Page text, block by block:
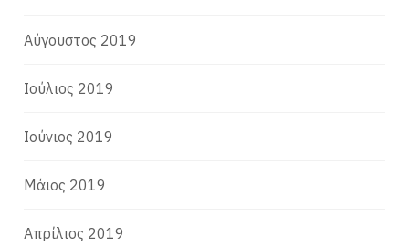
Αύγουστος 2019
Ιούλιος 2019
Ιούνιος 2019
Μάιος 2019
Απρίλιος 2019